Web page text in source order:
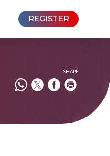
SHARE
REGISTER